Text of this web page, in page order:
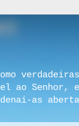
ao Senhor,
as